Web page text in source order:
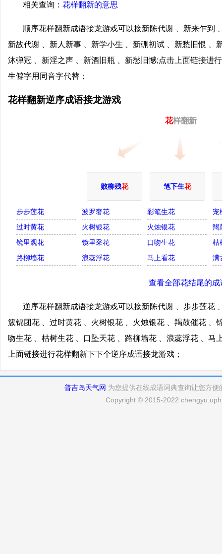
相关查询： 花样翻新的意思
顺序花样翻新成语接龙游戏可以接新陈代谢 、新来乍到
新故代谢 、新人新事 、新学小生 、新硎初试 、新愁旧恨 、
沐弹冠 、新淫之声 、新酒旧瓶 、新愁旧憾;点击上面链接进
生僻字用同音字代替；
花样翻新逆序成语接龙游戏
花样翻新
败柳残花 笔下生花
步步莲花 波罗奢花 彩笔生花
宠
过时黄花
火树银花 火烛银花
羯
镜里观花
镜里采花 口吻生花
枯
路柳墙花
浪蕊浮花 马上看花 满
查看全部花结尾的成
逆序花样翻新成语接龙游戏可以接新陈代谢 、步步莲花
簇锦团花 、过时黄花 、火树银花 、火烛银花 、羯鼓催花 、
吻生花 、枯树生花 、口坠天花 、路柳墙花 、浪蕊浮花 、马
上面链接进行花样翻新下下个逆序成语接龙游戏；
普吉岛天气网 为您提供在线成语词典查询让您方
Copyright © 2015-2022